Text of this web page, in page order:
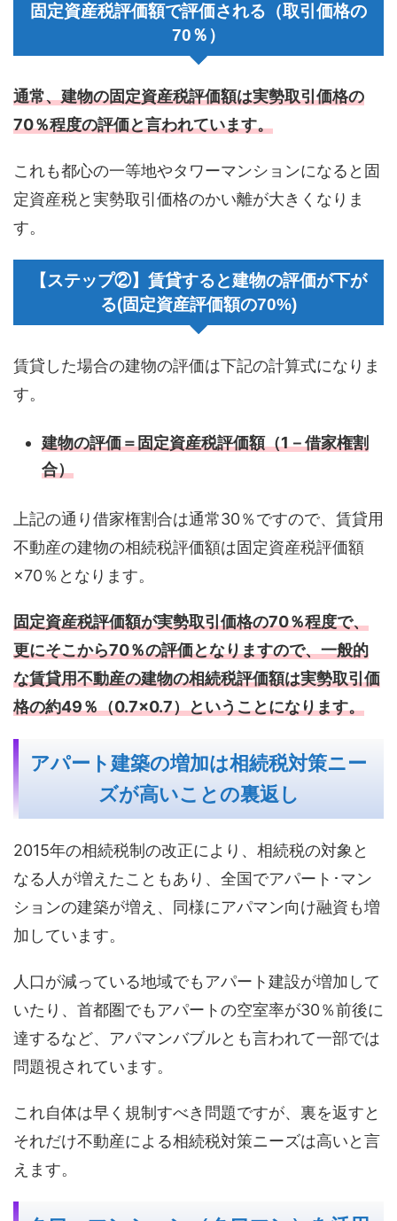
固定資産税評価額で評価される（取引価格の
70％）
通常、建物の固定資産税評価額は実勢取引価格の
70％程度の評価と言われています。
これも都心の一等地やタワーマンションになると固
定資産税と実勢取引価格のかい離が大きくなりま
す。
【ステップ②】賃貸すると建物の評価が下が
る(固定資産評価額の70%)
賃貸した場合の建物の評価は下記の計算式になりま
す。
建物の評価＝固定資産税評価額（1－借家権割
合）
上記の通り借家権割合は通常30％ですので、賃貸用
不動産の建物の相続税評価額は固定資産税評価額
×70％となります。
固定資産税評価額が実勢取引価格の70％程度で、
更にそこから70％の評価となりますので、一般的
な賃貸用不動産の建物の相続税評価額は実勢取引価
格の約49％（0.7×0.7）ということになります。
アパート建築の増加は相続税対策ニー
ズが高いことの裏返し
2015年の相続税制の改正により、相続税の対象と
なる人が増えたこともあり、全国でアパート･マン
ションの建築が増え、同様にアパマン向け融資も増
加しています。
人口が減っている地域でもアパート建設が増加して
いたり、首都圏でもアパートの空室率が30％前後に
達するなど、アパマンバブルとも言われて一部では
問題視されています。
これ自体は早く規制すべき問題ですが、裏を返すと
それだけ不動産による相続税対策ニーズは高いと言
えます。